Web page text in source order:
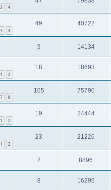
3 4
3 4
49 40722
9 14134
1 2
18 18693
7 8
105 75790
1 2
19 24444
1 2
23 21226
2 8896
8 16295